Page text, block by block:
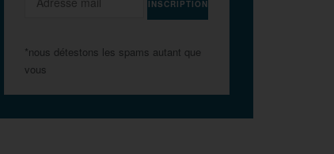
*nous détestons les spams autant que
vous